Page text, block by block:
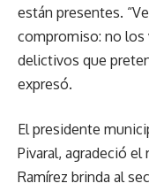
están presentes.
compromiso: no los
delictivos que
expresó.
El presidente
Pivaral, agradeció
Ramírez brinda al